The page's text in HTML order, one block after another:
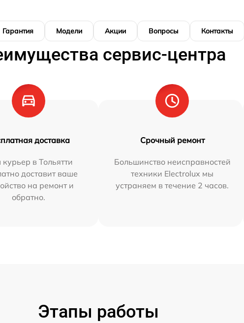
Гарантия Модели Акции Вопросы Контакты
сервис-центра
доставка
в Тольятти
доставит ваше
на ремонт и
обратно.
Срочный ремонт
Большинство неисправностей
техники Electrolux мы
устраняем в течение 2 часов.
Этапы работы